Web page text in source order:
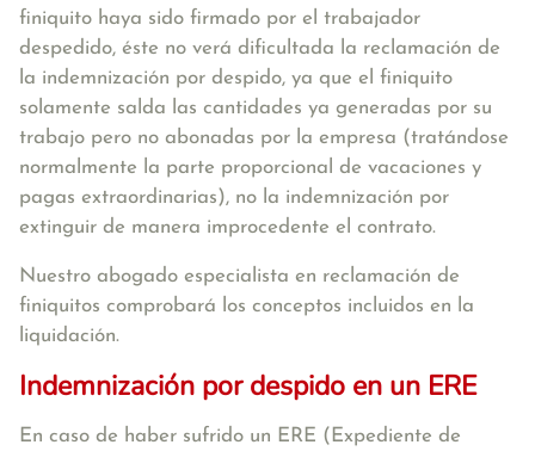
finiquito haya sido firmado por el trabajador
despedido, éste no verá dificultada la reclamación de
la indemnización por despido, ya que el finiquito
solamente salda las cantidades ya generadas por su
trabajo pero no abonadas por la empresa (tratándose
normalmente la parte proporcional de vacaciones y
pagas extraordinarias), no la indemnización por
extinguir de manera improcedente el contrato.
Nuestro abogado especialista en reclamación de
finiquitos comprobará los conceptos incluidos en la
liquidación.
Indemnización por despido en un ERE
En caso de haber sufrido un ERE (Expediente de